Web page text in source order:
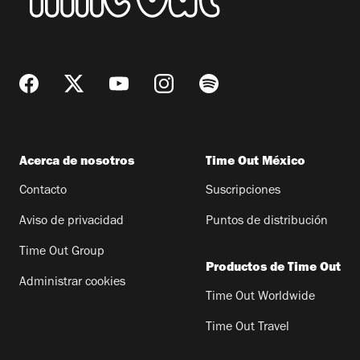
Acerca de nosotros
Contacto
Aviso de privacidad
Time Out Group
Administrar cookies
Time Out México
Suscripciones
Puntos de distribución
Productos de Time Out
Time Out Worldwide
Time Out Travel